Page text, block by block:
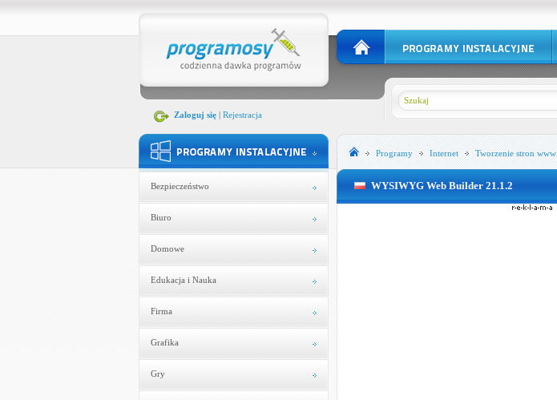
Zaloguj się| Rejestracja
Bezpieczeństwo
Biuro
Domowe
Edukacja i Nauka
Firma
Grafika
Gry
Programy Internet Tworzenie stron www
WYSIWYG Web Builder 21.1.2